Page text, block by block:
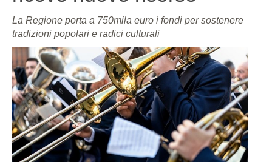
La Regione porta a 750mila euro i fondi per sostenere
tradizioni popolari e radici culturali